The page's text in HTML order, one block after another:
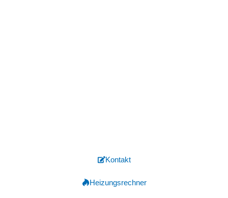
Kontakt
Heizungsrechner